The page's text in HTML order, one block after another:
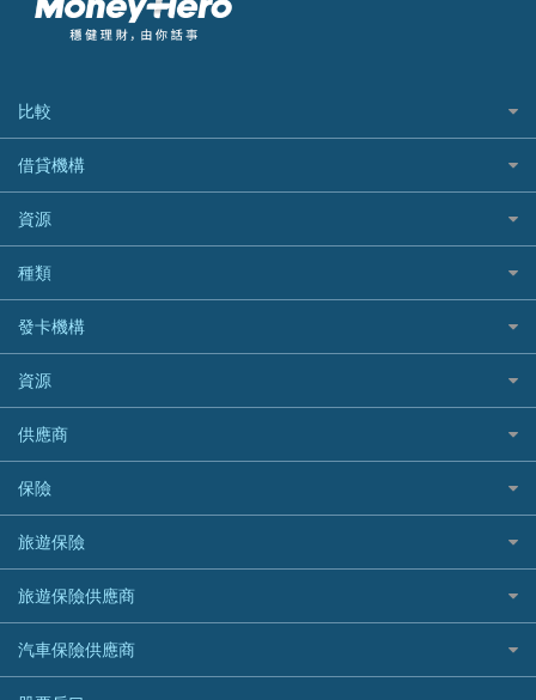
比較
私人貸款比較
稅季/稅務貸款
網上貸款
結餘轉戶(清卡數貸款)
銀行貸款
財務公司貸款
免入息貸款
免TU貸款
急借錢
緊急貸款比較
最佳小額貸款比較
易批必批貸款
24小時貸款
最佳循環貸款
借貸機構
BEA 東亞銀行
BOC 中國銀行
Cashing Pro 優尚信貸
CCB(Asia) 中國建設銀行 (亞洲)
Citibank 花旗銀行
CNCBI 信銀國際
CreFIT 維信
DBS 星展銀行
DSB 大新銀行
HSBC 滙豐銀行貸款
K Cash 貸款
Mox 銀行
資源
如何申請個人貸款
如何管理個人貸款
個人貸款有用資訊
清卡數貸款教學
循環貸款教學
個人化貸款產品推介 🔥全新
債務重組一覽
供樓利息扣稅
最佳貸款app
種類
網購優惠
精選外幣網購信用卡
尊尚信用卡
公司信用卡
電子錢包信用卡
日本遊信用卡攻略
韓國遊信用卡攻略
台灣遊信用卡攻略
機場貴賓室信用卡
發卡機構
Citibank花旗銀行
AE美國運通
DBS星展銀行
HSBC滙豐銀行
Mox
信銀國際
大新銀行
恒生銀行
Standard Chartered渣打銀行
資源
Black Friday優惠
淘寶付款方式
一田購物優惠日
SOGO感謝祭
HKTVmall優惠碼
交稅優惠
酒店優惠碼
機票優惠碼
供應商
八達通自動增值信用卡
保險
旅遊保險
汽車保險
家居保險
家傭保險
寵物保險
旅遊保險
日本旅遊保險及資訊
泰國旅遊保險及資訊
台灣旅遊保險及資訊
韓國旅遊保險及資訊
旅遊保險供應商
AXA 安盛
AIG 美亞
汽車保險供應商